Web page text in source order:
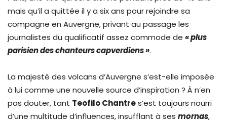
mais qu’il a quittée il y a six ans pour rejoindre sa
compagne en Auvergne, privant au passage les
journalistes du qualificatif assez commode de « plus
parisien des chanteurs capverdiens ».
La majesté des volcans d’Auvergne s’est-elle imposée
à lui comme une nouvelle source d’inspiration ? À n’en
pas douter, tant Teofilo Chantres’est toujours nourri
d’une multitude d’influences, insufflant à ses mornas,